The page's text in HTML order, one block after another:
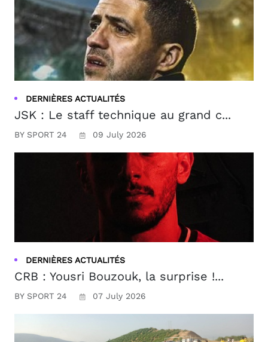
DERNIÈRES ACTUALITÉS
JSK : Le staff technique au grand c...
BY SPORT 24 09 July 2026
DERNIÈRES ACTUALITÉS
CRB : Yousri Bouzouk, la surprise !...
BY SPORT 24 07 July 2026